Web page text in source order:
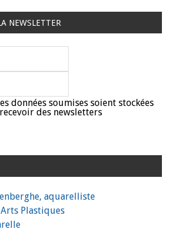
NEWSLETTER
données soumises soient stockées
des newsletters
aquarelliste
Plastiques